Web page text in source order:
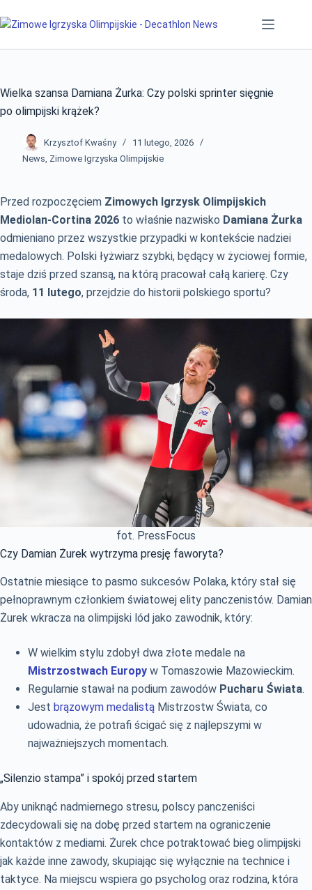
do
Wielka szansa Damiana Żurka: Czy polski sprinter sięgnie
po olimpijski krążek?
Krzysztof Kwaśny
11 lutego, 2026
News, Zimowe Igrzyska Olimpijskie
Przed rozpoczęciem Zimowych Igrzysk Olimpijskich
Mediolan-Cortina 2026 to właśnie nazwisko Damiana Żurka
odmieniano przez wszystkie przypadki w kontekście nadziei
medalowych. Polski łyżwiarz szybki, będący w życiowej formie,
staje dziś przed szansą, na którą pracował całą karierę. Czy
środa, 11 lutego, przejdzie do historii polskiego sportu?
fot. PressFocus
Czy Damian Żurek wytrzyma presję faworyta?
Ostatnie miesiące to pasmo sukcesów Polaka, który stał się
pełnoprawnym członkiem światowej elity panczenistów. Damian
Żurek wkracza na olimpijski lód jako zawodnik, który:
W wielkim stylu zdobył dwa złote medale na
Mistrzostwach Europy w Tomaszowie Mazowieckim.
Regularnie stawał na podium zawodów Pucharu Świata.
Jest brązowym medalistą Mistrzostw Świata, co
udowadnia, że potrafi ścigać się z najlepszymi w
najważniejszych momentach.
„Silenzio stampa” i spokój przed startem
Aby uniknąć nadmiernego stresu, polscy panczeniści
zdecydowali się na dobę przed startem na ograniczenie
kontaktów z mediami. Żurek chce potraktować bieg olimpijski
jak każde inne zawody, skupiając się wyłącznie na technice i
taktyce. Na miejscu wspiera go psycholog oraz rodzina, która